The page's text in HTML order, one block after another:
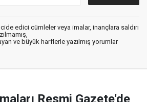
edici cümleler veya imalar, inançlara saldırı
ve büyük harflerle yazılmış yorumlar
Resmi Gazete'de